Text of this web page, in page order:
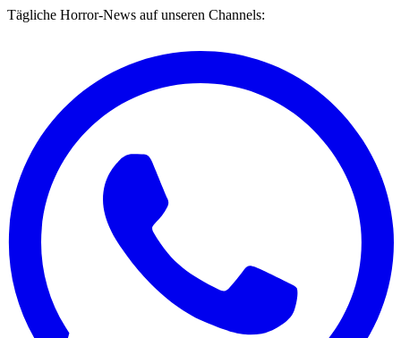
Tägliche Horror-News auf unseren Channels: